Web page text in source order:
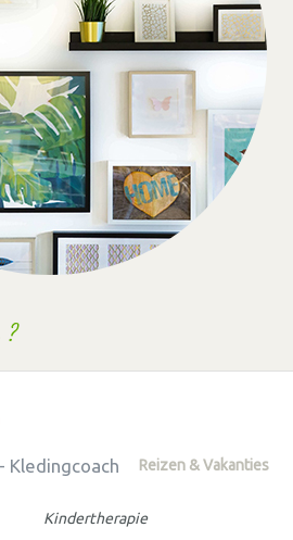
Kledingcoach Reizen & Vakanties
Kindertherapie